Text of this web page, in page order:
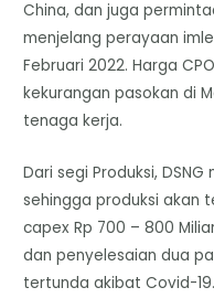
China, dan juga
menjelang perayaan
Februari 2022. Harga
kekurangan pasokan di
tenaga kerja.
Dari segi Produksi,
sehingga produksi akan
capex Rp 700 – 800
dan penyelesaian dua
tertunda akibat Covid-